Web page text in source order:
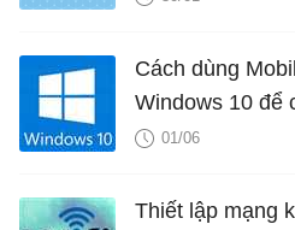
Cách dùng
Windows 10 để
01/06
Thiết lập mạng